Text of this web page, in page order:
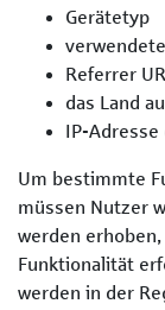
Gerätetyp
Referrer
das Land
IP-Adresse
Um bestimmte
müssen Nutzer
werden
Funktionalität
werden in der